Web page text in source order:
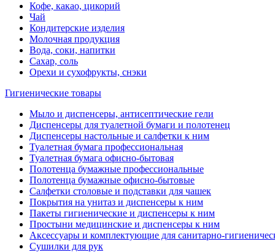
Кофе, какао, цикорий
Чай
Кондитерские изделия
Молочная продукция
Вода, соки, напитки
Сахар, соль
Орехи и сухофрукты, снэки
Гигиенические товары
Мыло и диспенсеры, антисептические гели
Диспенсеры для туалетной бумаги и полотенец
Диспенсеры настольные и салфетки к ним
Туалетная бумага профессиональная
Туалетная бумага офисно-бытовая
Полотенца бумажные профессиональные
Полотенца бумажные офисно-бытовые
Салфетки столовые и подставки для чашек
Покрытия на унитаз и диспенсеры к ним
Пакеты гигиенические и диспенсеры к ним
Простыни медицинские и диспенсеры к ним
Аксессуары и комплектующие для санитарно-
Сушилки для рук